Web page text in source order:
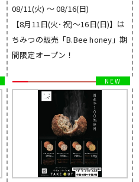
08/11(火) 〜 08/16(日)
【8月11日(火･祝)～16日(日)】は
ちみつの販売「B.Bee honey」期
間限定オープン！